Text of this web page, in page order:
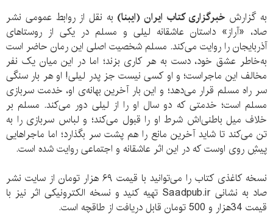
به گزارش خبرگزاری کتاب ایران (ایبنا) به نقل از روابط عمومی نشر
صاد، «آراز» داستان عاشقانه لیلی و مسلم در یکی از روستاهای
آذربایجان را روایت می‌کند. مسلم شخصیت اصلی این رمان حاضر است
به‌خاطر عشق خود، دست به هر کاری بزند؛ اما در این میان یک‌ نفر
مخالف این ماجراست؛ و او کسی نیست جز پدر لیلی! او هر بار سنگی
سر راه مسلم قرار می‌دهد؛ و این بار آخرین بهانه‌ی او، خدمت سربازی
مسلم است؛ خدمتی که دو سال او را از لیلی دور می‌کند. مسلم بر
خلاف میل باطنی‌اش شرط او را قبول می‌کند؛ و لباس سربازی را به
تن می‌کند تا شاید آخرین مانع را هم پشت سر بگذارد؛ اما ماجراهایی
پیشِ روی اوست که در این اثر عاشقانه و اجتماعی روایت شده است.
نسخه‌ کاغذی کتاب را می‌توانید با قیمت ۶۹ هزار تومان از سایت نشر
صاد به نشانی Saadpub.ir تهیه کنید و نسخه‌ الکترونیکی اثر نیز با
قیمت 34هزار و 500 تومان قابل دریافت از طاقچه است.